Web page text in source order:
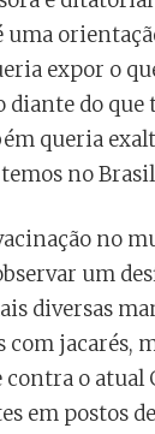
uma
expor o
do que
queria
no
no
um
diversas
com jacarés,
contra o atual
em postos de